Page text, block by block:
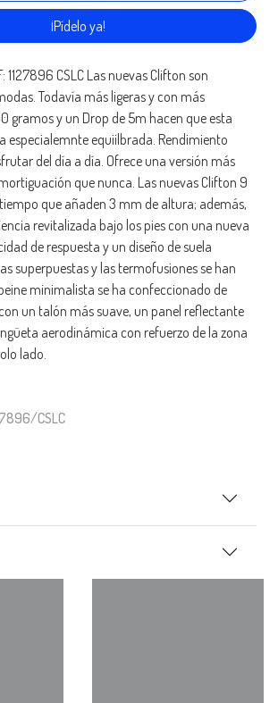
¡Pídelo ya!
1127896 CSLC Las nuevas Clifton son
Todavía más ligeras y con más
gramos y un Drop de 5m hacen que esta
especialemnte equiilbrada. Rendimiento
del día a día. Ofrece una versión más
que nunca. Las nuevas Clifton 9
que añaden 3 mm de altura; además,
revitalizada bajo los pies con una nueva
de respuesta y un diseño de suela
superpuestas y las termofusiones se han
minimalista se ha confeccionado de
un talón más suave, un panel reflectante
aerodinámica con refuerzo de la zona
lado.
CSLC